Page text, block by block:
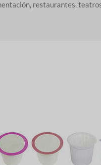
restaurantes,